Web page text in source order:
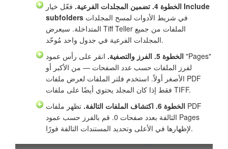
الخطوة 4. تضمين المجلدات الفرعية. Include
subfolders
المتداخلة. سيعرض Tiff Teller الملفات من جميع
المجلدات الفرعية في جدول واحد مُوحّد.
الخطوة 5. الفرز والتصفية.
انقر على رأس عمود "Pages"
لفرز الملفات حسب عدد الصفحات — من الأكبر أو
الأصغر أولاً. استخدم فلتر الملفات لعرض ملفات PDF
فقط إذا كان المجلد يحتوي أيضًا على ملفات TIFF.
الخطوة 6. اكتشاف الملفات التالفة.
تظهر ملفات PDF
التالفة بعدد صفحات 0. قم بالفرز حسب عمود Pages
لإظهارها في الأعلى وتحديد المستندات التالفة فورًا.